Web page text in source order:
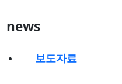
news
보도자료